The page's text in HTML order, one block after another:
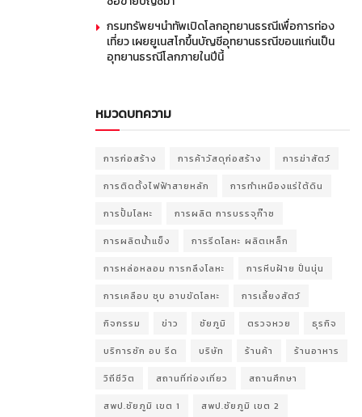
กรมทรัพยฯนำทัพเปิดโลกอุทยานธรณีเพื่อการท่อง
เที่ยว เผยยูเนสโกขึ้นบัญชีอุทยานธรณีขอนแก่นเป็น
อุทยานธรณีโลกภายในปีนี้
หมวดบทความ
การก่อสร้าง การค้าวัสดุก่อสร้าง การฆ่าสัตว์
การติดตั้งไฟฟ้าสายหลัก การทำเหมืองแร่ใต้ดิน
การปั้มโลหะ การผลิต การบรรจุก๊าซ
การผลิตน้ำแข็ง การรีดโลหะ ผลิตเหล็ก
การหล่อหลอม การกลึงโลหะ การหีบฝ้าย ปั่นนุ่น
การเคลือบ ชุบ อาบขัดโลหะ การเลี้ยงสัตว์
กิจกรรม ข่าว ชัยภูมิ ตรวจหวย ธุรกิจ
บริการซัก อบ รีด บริษัท ร้านค้า ร้านอาหาร
วิถีชีวิต สถานที่ท่องเที่ยว สถานศึกษา
สพป.ชัยภูมิ เขต 1 สพป.ชัยภูมิ เขต 2